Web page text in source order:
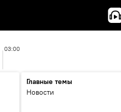
03:00
Главные темы
Новости